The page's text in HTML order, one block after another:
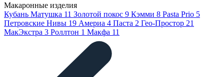
Макаронные изделия
Кубань Матушка 11 Золотой покос 9 Кэмми 8 Pasta Prio 5
Петровские Нивы 19 Америа 4 Паста 2 Гео-Простор 21
МакЭкстра 3 Роллтон 1 Макфа 11